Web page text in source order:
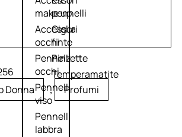
make up
Accessori
occhi
Pennelli
occhi
Pennelli
viso
Pennelli
labbra
pennelli
Ciglia
finte
Pinzette
Temperamatite
Donna , Profumi